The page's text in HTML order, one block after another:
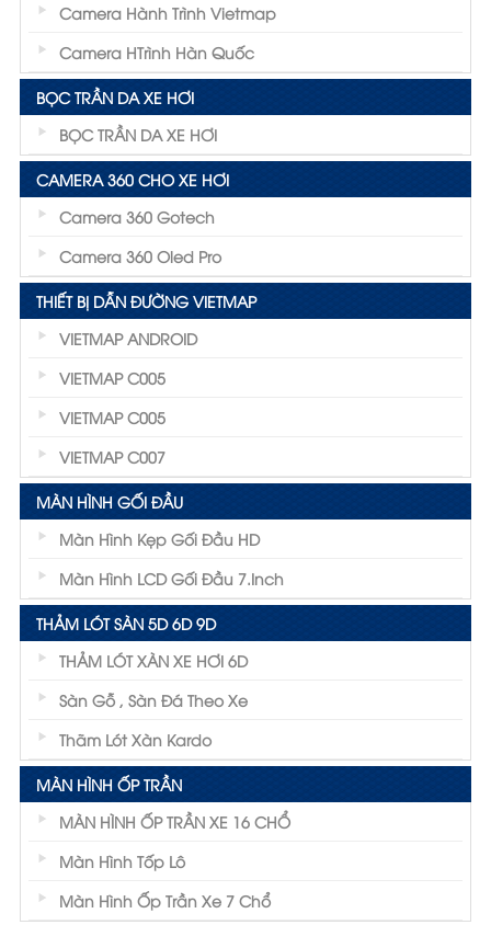
Camera Hành Trình Vietmap
Camera HTrình Hàn Quốc
BỌC TRẦN DA XE HƠI
BỌC TRẦN DA XE HƠI
CAMERA 360 CHO XE HƠI
Camera 360 Gotech
Camera 360 Oled Pro
THIẾT BỊ DẪN ĐƯỜNG VIETMAP
VIETMAP ANDROID
VIETMAP C005
VIETMAP C005
VIETMAP C007
MÀN HÌNH GỐI ĐẦU
Màn Hình Kẹp Gối Đầu HD
Màn Hình LCD Gối Đầu 7.inch
THẢM LÓT SÀN 5D 6D 9D
THẢM LÓT XÀN XE HƠI 6D
Sàn Gỗ , Sàn Đá Theo Xe
Thãm Lót Xàn Kardo
MÀN HÌNH ỐP TRẦN
MÀN HÌNH ỐP TRẦN XE 16 CHỔ
Màn Hình Tốp Lô
Màn Hình Ốp Trần Xe 7 Chổ